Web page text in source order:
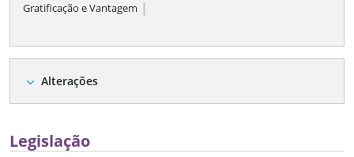
Gratificação e Vantagem |
expand_more Alterações
Legislação